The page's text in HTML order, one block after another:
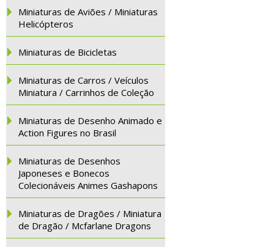
Miniaturas de Aviões / Miniaturas
Helicópteros
Miniaturas de Bicicletas
Miniaturas de Carros / Veículos
Miniatura / Carrinhos de Coleção
Miniaturas de Desenho Animado e
Action Figures no Brasil
Miniaturas de Desenhos
Japoneses e Bonecos
Colecionáveis Animes Gashapons
Miniaturas de Dragões / Miniatura
de Dragão / Mcfarlane Dragons